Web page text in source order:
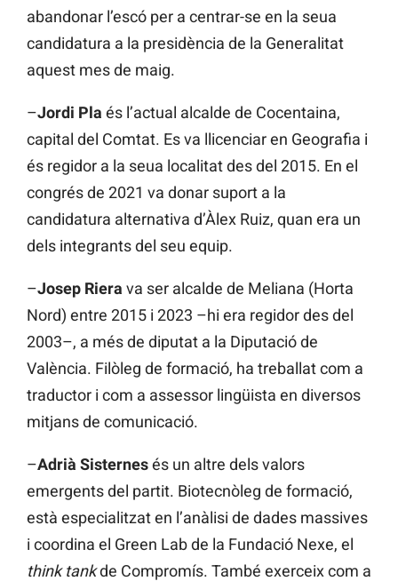
abandonar l’escó per a centrar-se en la seua
candidatura a la presidència de la Generalitat
aquest mes de maig.
–Jordi Pla és l’actual alcalde de Cocentaina,
capital del Comtat. Es va llicenciar en Geografia i
és regidor a la seua localitat des del 2015. En el
congrés de 2021 va donar suport a la
candidatura alternativa d’Àlex Ruiz, quan era un
dels integrants del seu equip.
–Josep Riera va ser alcalde de Meliana (Horta
Nord) entre 2015 i 2023 –hi era regidor des del
2003–, a més de diputat a la Diputació de
València. Filòleg de formació, ha treballat com a
traductor i com a assessor lingüista en diversos
mitjans de comunicació.
–Adrià Sisternesés un altre dels valors
emergents del partit. Biotecnòleg de formació,
està especialitzat en l’anàlisi de dades massives
i coordina el Green Lab de la Fundació Nexe, el
think tankde Compromís. També exerceix com a